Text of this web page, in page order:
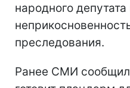
народного
преследования.
Ранее СМИ